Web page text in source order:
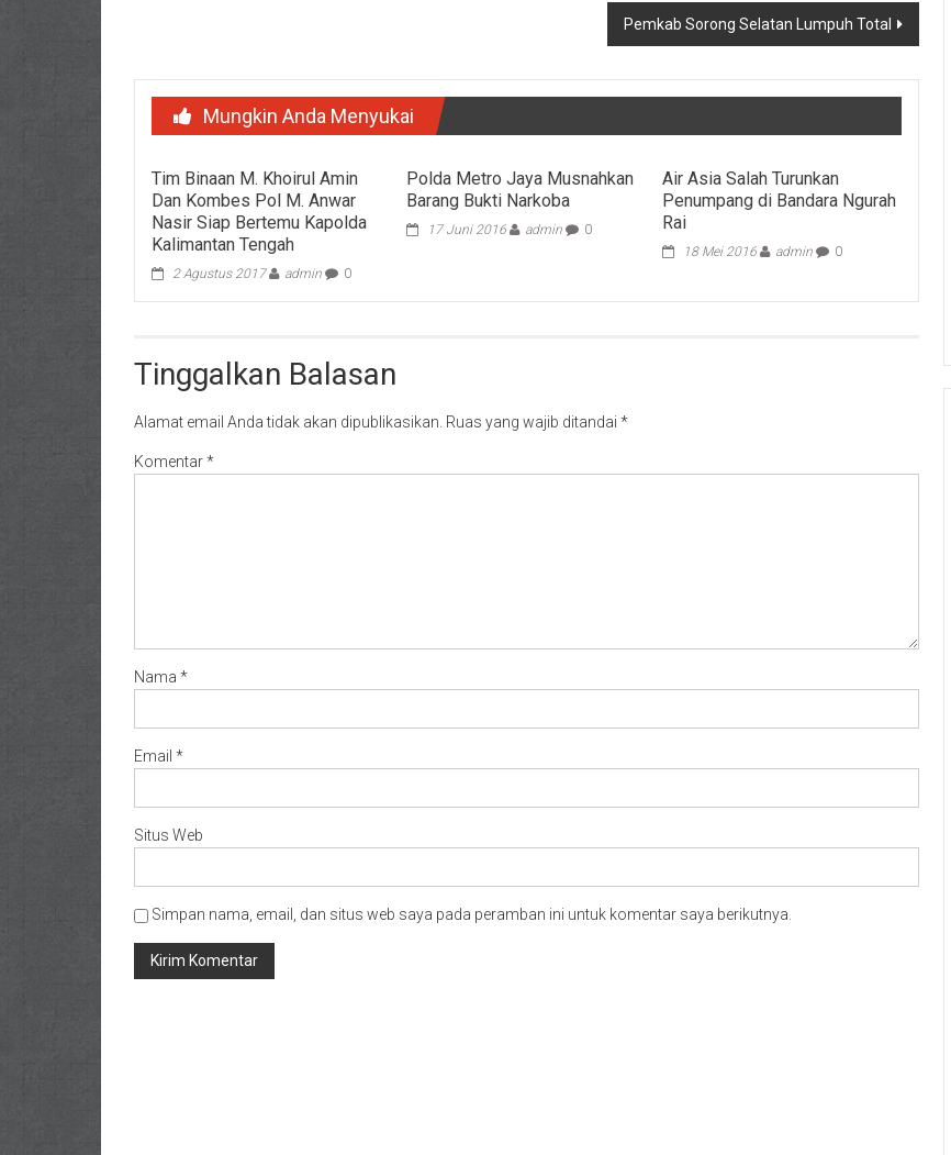
Pemkab Sorong Selatan Lumpuh Total
Mungkin Anda Menyukai
Tim Binaan M. Khoirul Amin
Dan Kombes Pol M. Anwar
Nasir Siap Bertemu Kapolda
Kalimantan Tengah
2 Agustus 2017 admin 0
Polda Metro Jaya Musnahkan
Barang Bukti Narkoba
17 Juni 2016 admin 0
Air Asia Salah Turunkan
Penumpang di Bandara Ngurah
Rai
18 Mei 2016 admin 0
Tinggalkan Balasan
Alamat email Anda tidak akan dipublikasikan. Ruas yang wajib ditandai *
Komentar*
Nama *
Email *
Situs Web
Simpan nama, email, dan situs web saya pada peramban ini untuk komentar saya berikutnya.